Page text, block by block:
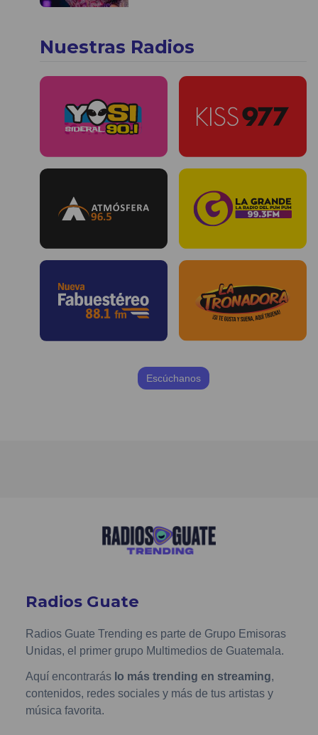
Nuestras Radios
Escúchanos
Radios Guate
Radios Guate Trending es parte de Grupo Emisoras
Unidas, el primer grupo Multimedios de Guatemala.
Aquí encontrarás lo más trending en streaming,
contenidos, redes sociales y más de tus artistas y
música favorita.